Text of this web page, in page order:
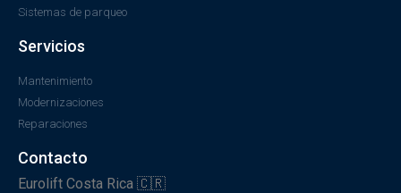
Sistemas de parqueo
Servicios
Mantenimiento
Modernizaciones
Reparaciones
Contacto
Eurolift Costa Rica 🇨🇷